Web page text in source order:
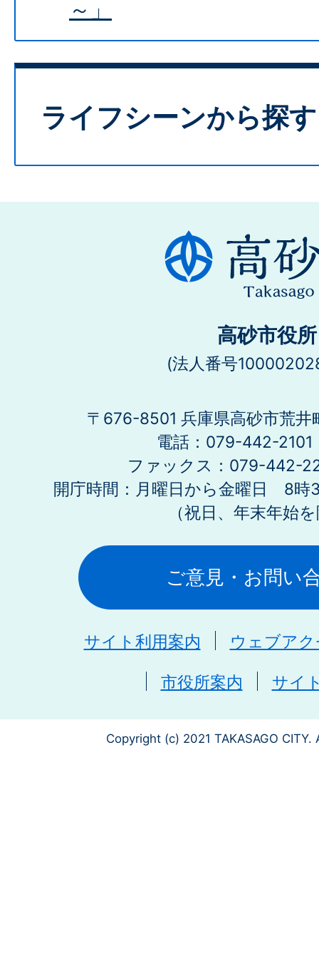
～」
ライフシーンから探す
高砂市役所
(法人番号
〒676-8501 兵庫県高砂市荒井
電話：079-442-2101
ファックス：079-442-
開庁時間：月曜日から金曜日 8時
（祝日、年末年始
ご意見・お問い
サイト利用案内 ウェブア
市役所案内 サイ
Copyright (c) 2021 TAKASAGO CITY.